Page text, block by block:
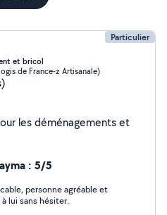
Particulier
et bricol
de France-z Artisanale)
les déménagements et
: 5/5
personne agréable et
lui sans hésiter.